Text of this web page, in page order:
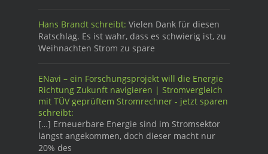
Hans Brandt schreibt: Vielen Dank für diesen
Ratschlag. Es ist wahr, dass es schwierig ist, zu
Weihnachten Strom zu spare
ENavi – ein Forschungsprojekt will die Energie
Richtung Zukunft navigieren | Stromvergleich
mit TÜV geprüftem Stromrechner - jetzt sparen
schreibt:
[…] Erneuerbare Energie sind im Stromsektor
längst angekommen, doch dieser macht nur
20% des